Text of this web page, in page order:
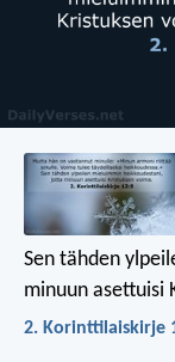
Sen tähden
minuun asettuisi
2. Korinttilaiskirje